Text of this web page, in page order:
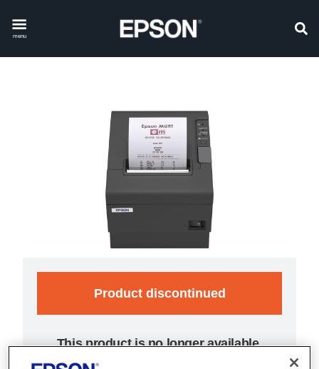
menu
Product discontinued
This product is no longer available.
Support and resources are provided